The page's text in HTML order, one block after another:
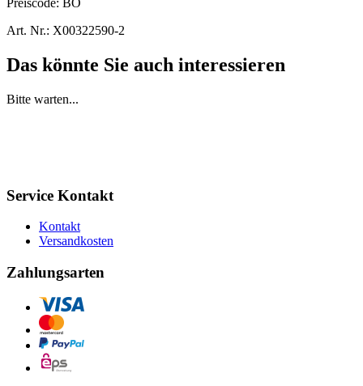
Preiscode: BO
Art. Nr.: X00322590-2
Das könnte Sie auch interessieren
Bitte warten...
Service Kontakt
Kontakt
Versandkosten
Zahlungsarten